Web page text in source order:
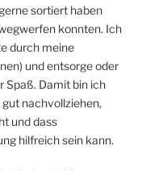
sortiert haben
konnten. Ich
durch meine
und entsorge oder
Spaß. Damit bin ich
nachvollziehen,
und dass
hilfreich sein kann.